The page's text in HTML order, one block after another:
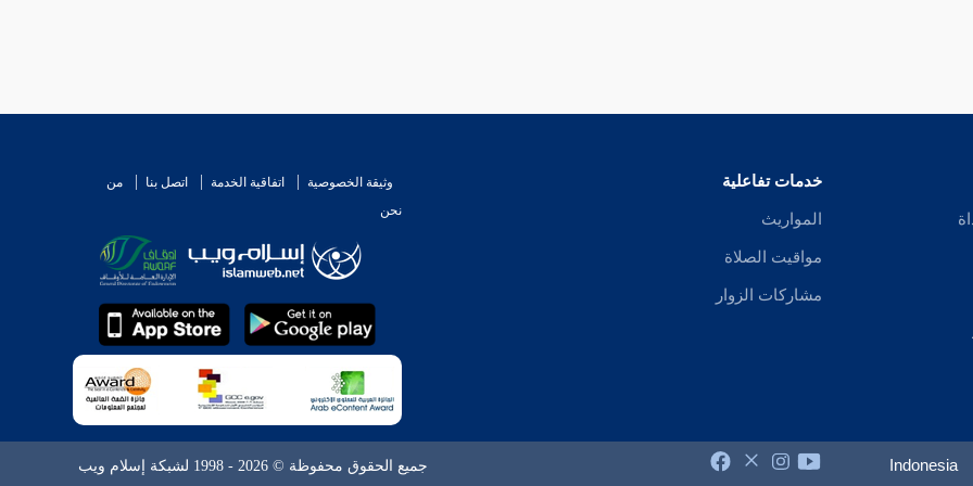
خدمات تفاعلية
المواريث
مواقيت الصلاة
مشاركات الزوار
وثيقة الخصوصية اتفاقية الخدمة اتصل بنا
من
نحن
Indonesia جميع الحقوق محفوظة © 2026 - 1998 لشبكة إسلام ويب